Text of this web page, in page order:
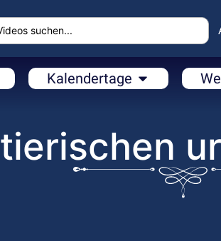
Kalendertage
tierischen